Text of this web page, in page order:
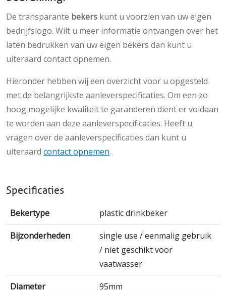
De transparante bekers kunt u voorzien van uw eigen
bedrijfslogo. Wilt u meer informatie ontvangen over het
laten bedrukken van uw eigen bekers dan kunt u
uiteraard contact opnemen.
Hieronder hebben wij een overzicht voor u opgesteld
met de belangrijkste aanleverspecificaties. Om een zo
hoog mogelijke kwaliteit te garanderen dient er voldaan
te worden aan deze aanleverspecificaties. Heeft u
vragen over de aanleverspecificaties dan kunt u
uiteraard contact opnemen.
Specificaties
Bekertype plastic drinkbeker
Bijzonderheden
single use / eenmalig gebruik
/ niet geschikt voor
vaatwasser
Diameter 95mm